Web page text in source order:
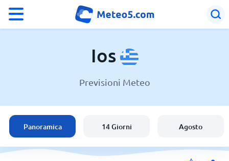
Grecia
Italia
Ios
Previsioni Meteo
Panoramica 14 Giorni Agosto